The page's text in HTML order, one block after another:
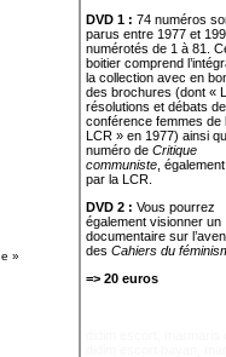
»
DVD 1 : 74 numéros
parus entre 1977 et
numérotés de 1 à 81.
boitier comprend
la collection avec en
des brochures (dont «
résolutions et débats
conférence femmes de
LCR » en 1977) ainsi
numéro de Critique
communiste ,
par la LCR.
DVD 2 : Vous pourrez
également visionner un
documentaire sur
des Cahiers du
=> 20 euros